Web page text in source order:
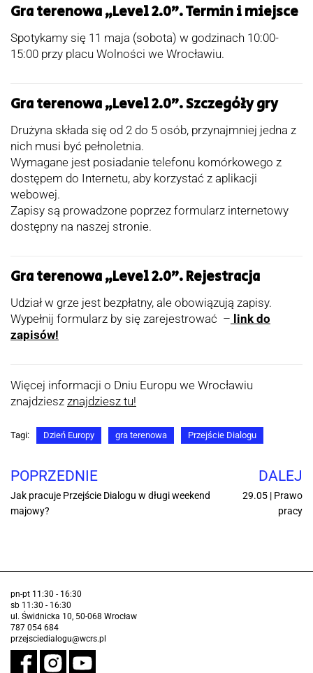
Gra terenowa „Level 2.0”. Termin i miejsce
Spotykamy się 11 maja (sobota) w godzinach 10:00-
15:00 przy placu Wolności we Wrocławiu.
Gra terenowa „Level 2.0”. Szczegóły gry
Drużyna składa się od 2 do 5 osób, przynajmniej jedna z
nich musi być pełnoletnia.
Wymagane jest posiadanie telefonu komórkowego z
dostępem do Internetu, aby korzystać z aplikacji
webowej.
Zapisy są prowadzone poprzez formularz internetowy
dostępny na naszej stronie.
Gra terenowa „Level 2.0”. Rejestracja
Udział w grze jest bezpłatny, ale obowiązują zapisy.
Wypełnij formularz by się zarejestrować – link do
zapisów!
Więcej informacji o Dniu Europu we Wrocławiu
znajdziesz znajdziesz tu!
Tagi: Dzień Europy gra terenowa Przejście Dialogu
POPRZEDNIE
Jak pracuje Przejście Dialogu w długi weekend
majowy?
DALEJ
29.05 | Prawo
pracy
pn-pt 11:30 - 16:30
sb 11:30 - 16:30
ul. Świdnicka 10, 50-068 Wrocław
787 054 684
przejsciedialogu@wcrs.pl